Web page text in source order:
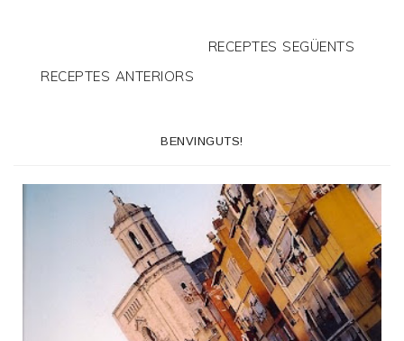
RECEPTES SEGÜENTS
RECEPTES ANTERIORS
BENVINGUTS!